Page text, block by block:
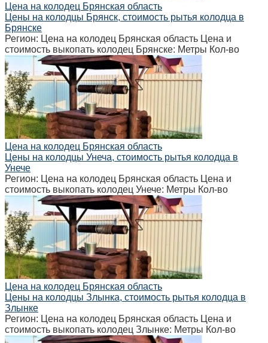
Цена на колодец Брянская область
Цены на колодцы Брянск, стоимость рытья колодца в
Брянске
Регион: Цена на колодец Брянская область Цена и
стоимость выкопать колодец Брянске: Метры Кол-во
Цена на колодец Брянская область
Цены на колодцы Унеча, стоимость рытья колодца в
Унече
Регион: Цена на колодец Брянская область Цена и
стоимость выкопать колодец Унече: Метры Кол-во
Цена на колодец Брянская область
Цены на колодцы Злынка, стоимость рытья колодца в
Злынке
Регион: Цена на колодец Брянская область Цена и
стоимость выкопать колодец Злынке: Метры Кол-во